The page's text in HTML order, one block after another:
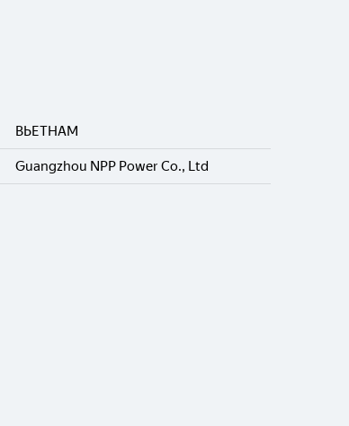
ВЬЕТНАМ
Guangzhou NPP Power Co., Ltd